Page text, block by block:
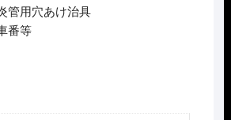
管用穴あけ治具
番等